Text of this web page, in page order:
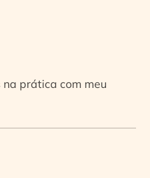
prática com meu